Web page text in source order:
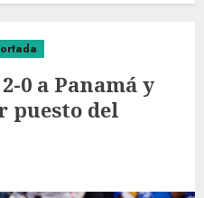
0 a Panamá y
puesto del